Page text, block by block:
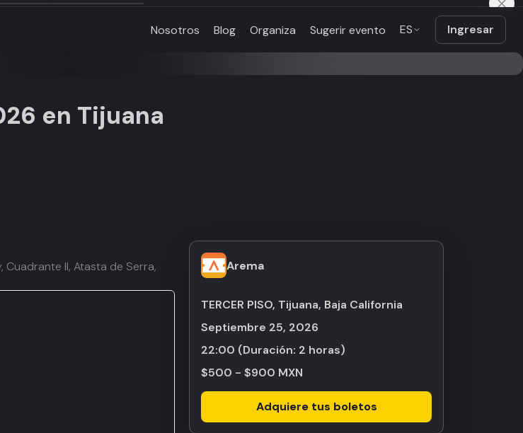
Nosotros Blog Organiza Sugerir evento ES Ingresar
en Tijuana
Arema
TERCER PISO, Tijuana, Baja California
septiembre 25, 2026
22:00 (Duración: 2 horas)
$500 - $900 MXN
Adquiere tus boletos
Cuadrante II, Atasta de Serra,